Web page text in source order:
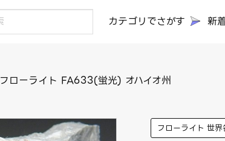
カテゴリでさがす 新
フローライト FA633(蛍光) オハイオ州
フローライト 世界